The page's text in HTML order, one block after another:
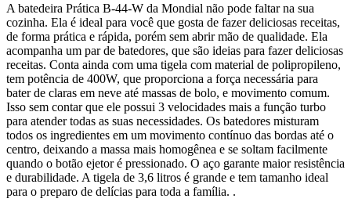
A batedeira Prática B-44-W da Mondial não pode faltar na sua
cozinha. Ela é ideal para você que gosta de fazer deliciosas receitas,
de forma prática e rápida, porém sem abrir mão de qualidade. Ela
acompanha um par de batedores, que são ideias para fazer deliciosas
receitas. Conta ainda com uma tigela com material de polipropileno,
tem potência de 400W, que proporciona a força necessária para
bater de claras em neve até massas de bolo, e movimento comum.
Isso sem contar que ele possui 3 velocidades mais a função turbo
para atender todas as suas necessidades. Os batedores misturam
todos os ingredientes em um movimento contínuo das bordas até o
centro, deixando a massa mais homogênea e se soltam facilmente
quando o botão ejetor é pressionado. O aço garante maior resistência
e durabilidade. A tigela de 3,6 litros é grande e tem tamanho ideal
para o preparo de delícias para toda a família. .